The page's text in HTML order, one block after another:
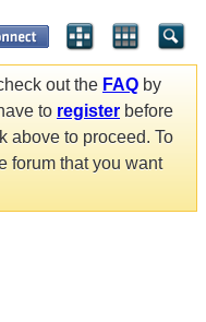
out the FAQ by
to register before
above to proceed. To
forum that you want